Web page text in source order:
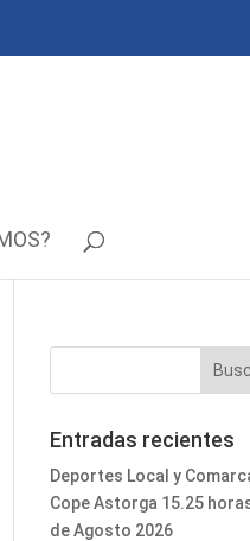
Entradas recientes
Deportes Local y
Cope Astorga 15.25
de Agosto 2026